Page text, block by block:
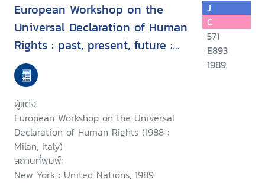
European Workshop on the
Universal Declaration of Human
Rights : past, present, future :
proceedings, Milan, Italy, 7-9
September 1988
ผู้แต่ง:
European Workshop on the Universal
Declaration of Human Rights (1988 :
Milan, Italy)
สถานที่พิมพ์:
New York : United Nations, 1989.
J
C
571
E893
1989